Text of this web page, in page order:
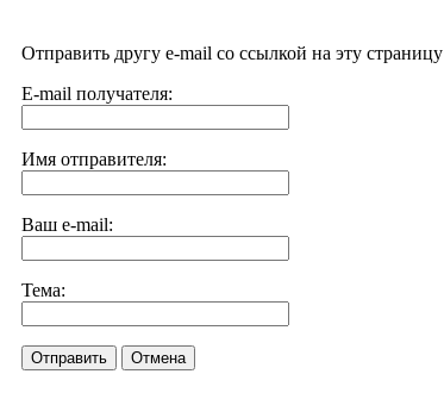
Отправить другу e-mail со ссылкой на эту страницу
E-mail получателя:
Имя отправителя:
Ваш e-mail:
Тема:
Отправить Отмена